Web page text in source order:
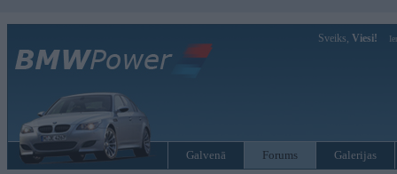
Sveiks, Viesi!
Galvenā Forums Galerijas